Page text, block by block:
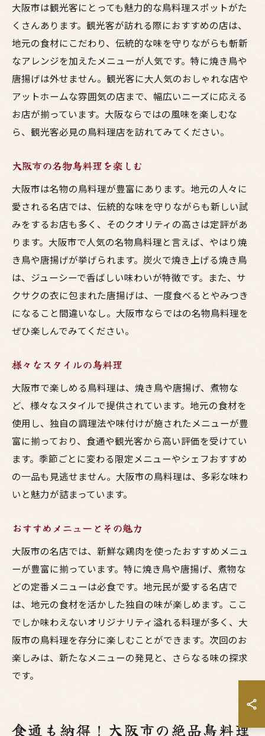
大阪市は観光客にとっても魅力的な鳥料理スポットがた
くさんあります。観光客が訪れる際におすすめの店は、
地元の食材にこだわり、伝統的な味を守りながらも斬新
なアレンジを加えたメニューが人気です。特に焼き鳥や
唐揚げは外せません。観光客に大人気のおしゃれな店や
アットホームな雰囲気の店まで、幅広いニーズに応える
お店が揃っています。大阪ならではの風味を楽しむな
ら、観光客必見の鳥料理店を訪れてみてください。
大阪市の名物鳥料理を楽しむ
大阪市は名物の鳥料理が豊富にあります。地元の人々に
愛される名店では、伝統的な味を守りながらも新しい試
みをするお店も多く、そのクオリティの高さは定評があ
ります。大阪市で人気の名物鳥料理と言えば、やはり焼
き鳥や唐揚げが挙げられます。炭火で焼き上げる焼き鳥
は、ジューシーで香ばしい味わいが特徴です。また、サ
クサクの衣に包まれた唐揚げは、一度食べるとやみつき
になること間違いなし。大阪市ならではの名物鳥料理を
ぜひ楽しんでみてください。
様々なスタイルの鳥料理
大阪市で楽しめる鳥料理は、焼き鳥や唐揚げ、煮物な
ど、様々なスタイルで提供されています。地元の食材を
使用し、独自の調理法や味付けが施されたメニューが豊
富に揃っており、食通や観光客から高い評価を受けてい
ます。季節ごとに変わる限定メニューやシェフおすすめ
の一品も見逃せません。大阪市の鳥料理は、多彩な味わ
いと魅力が詰まっています。
おすすめメニューとその魅力
大阪市の名店では、新鮮な鶏肉を使ったおすすめメニュ
ーが豊富に揃っています。特に焼き鳥や唐揚げ、煮物な
どの定番メニューは必食です。地元民が愛する名店で
は、地元の食材を活かした独自の味が楽しめます。ここ
でしか味わえないオリジナリティ溢れる料理が多く、大
阪市の鳥料理を存分に楽しむことができます。次回のお
楽しみは、新たなメニューの発見と、さらなる味の探求
です。
食通も納得！大阪市の絶品鳥料理